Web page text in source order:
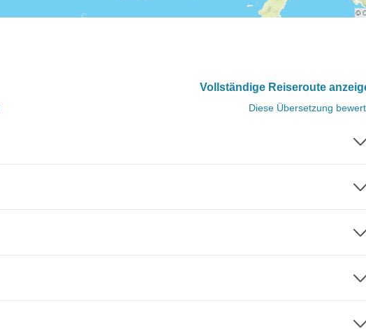
Vollständige Reiseroute
Diese Übersetzung